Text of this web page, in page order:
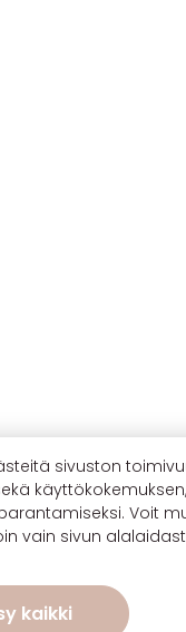
sivuston
Voit
vain sivun
kaikki